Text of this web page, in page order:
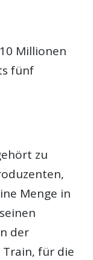
Millionen
fünf
zu
Menge in
der
Train, für die